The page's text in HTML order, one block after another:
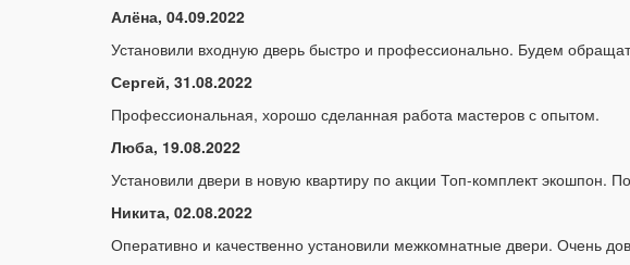
Алёна, 04.09.2022
Установили входную дверь быстро и профессионально. Будем
Сергей, 31.08.2022
Профессиональная, хорошо сделанная работа мастеров с опытом.
Люба, 19.08.2022
Установили двери в новую квартиру по акции Топ-комплект
Никита, 02.08.2022
Оперативно и качественно установили межкомнатные двери. Очень